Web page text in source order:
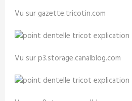
Vu sur gazette.tricotin.com
Vu sur p3.storage.canalblog.com